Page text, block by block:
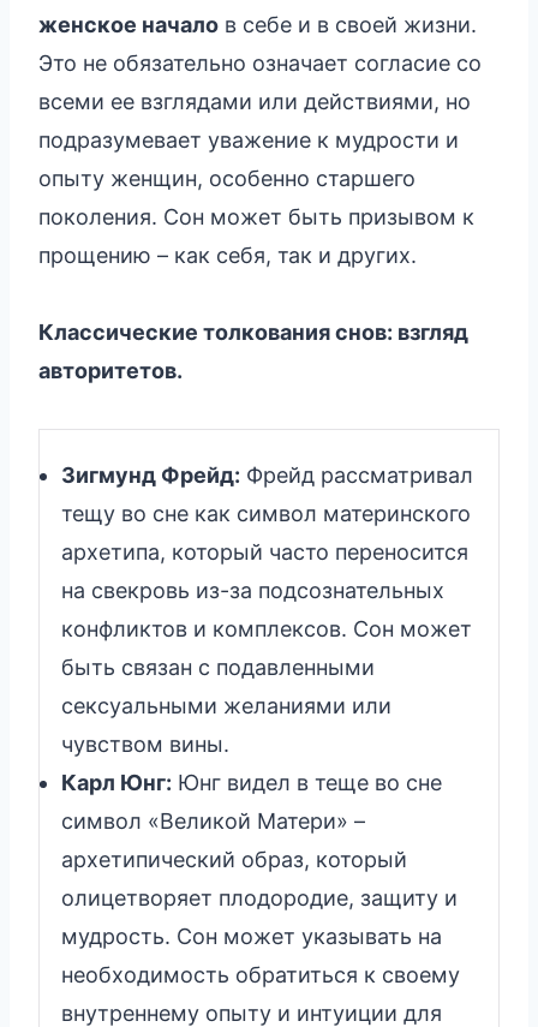
женское начало в себе и в своей жизни.
Это не обязательно означает согласие со
всеми ее взглядами или действиями, но
подразумевает уважение к мудрости и
опыту женщин, особенно старшего
поколения. Сон может быть призывом к
прощению – как себя, так и других.
Классические толкования снов: взгляд
авторитетов.
Зигмунд Фрейд: Фрейд рассматривал
тещу во сне как символ материнского
архетипа, который часто переносится
на свекровь из-за подсознательных
конфликтов и комплексов. Сон может
быть связан с подавленными
сексуальными желаниями или
чувством вины.
Карл Юнг: Юнг видел в теще во сне
символ «Великой Матери» –
архетипический образ, который
олицетворяет плодородие, защиту и
мудрость. Сон может указывать на
необходимость обратиться к своему
внутреннему опыту и интуиции для